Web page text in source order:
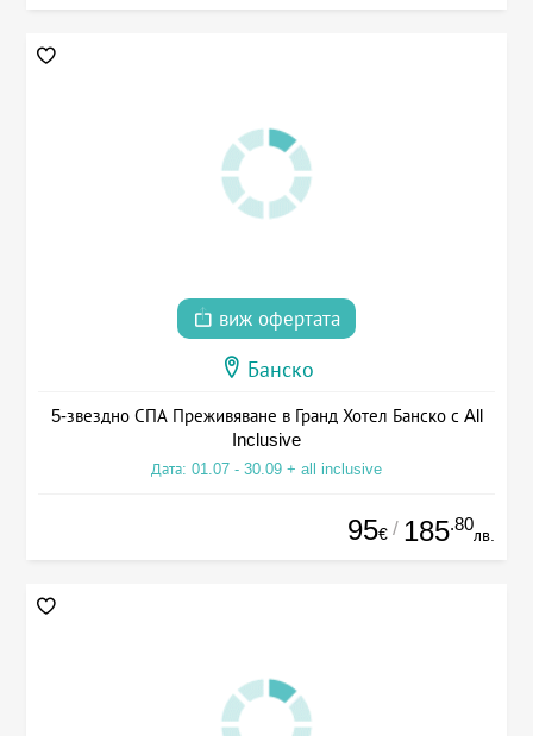
виж офертата
Банско
5-звездно СПА Преживяване в Гранд Хотел Банско с All
Inclusive
Дата: 01.07 - 30.09 + all inclusive
95€ / 185.80
лв.